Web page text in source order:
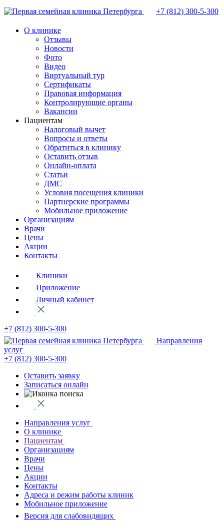
+7 (812) 300-5-300
О клинике
Отзывы
Новости
Фото
Видео
Виртуальный тур
Сертификаты
Правовая информация
Контролирующие органы
Вакансии
Пациентам
Налоговый вычет
Вопросы и ответы
Обратиться в клинику
Оставить отзыв
Онлайн-оплата
Статьи
ДМС
Условия посещения клиники
Партнерские программы
Мобильное приложение
Организациям
Врачи
Цены
Акции
Контакты
Клиники
Приложение
Личный кабинет
+7 (812) 300-5-300
Направления
услуг
+7 (812) 300-5-300
Оставить заявку
Записаться онлайн
Направления услуг
О клинике
Пациентам
Организациям
Врачи
Цены
Акции
Контакты
Адреса и режим работы клиник
Мобильное приложение
Версия для слабовидящих